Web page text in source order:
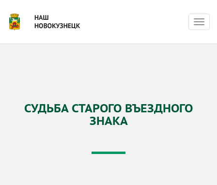
СУДЬБА СТАРОГО ВЪЕЗДНОГО
ЗНАКА